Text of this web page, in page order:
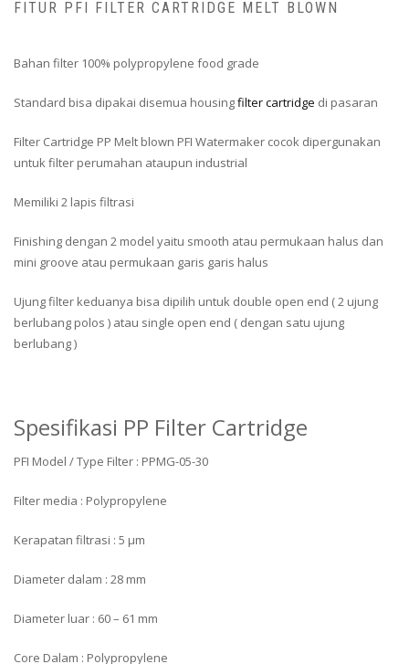
FITUR PFI FILTER CARTRIDGE MELT BLOWN
Bahan filter 100% polypropylene food grade
Standard bisa dipakai disemua housingfilter cartridge di pasaran
Filter Cartridge PP Melt blown PFI Watermaker cocok dipergunakan
untuk filter perumahan ataupun industrial
Memiliki 2 lapis filtrasi
Finishing dengan 2 model yaitu smooth atau permukaan halus dan
mini groove atau permukaan garis garis halus
Ujung filter keduanya bisa dipilih untuk double open end ( 2 ujung
berlubang polos ) atau single open end ( dengan satu ujung
berlubang )
Spesifikasi PP Filter Cartridge
PFI Model / Type Filter : PPMG-05-30
Filter media : Polypropylene
Kerapatan filtrasi : 5 μm
Diameter dalam : 28 mm
Diameter luar : 60 – 61 mm
Core Dalam : Polypropylene